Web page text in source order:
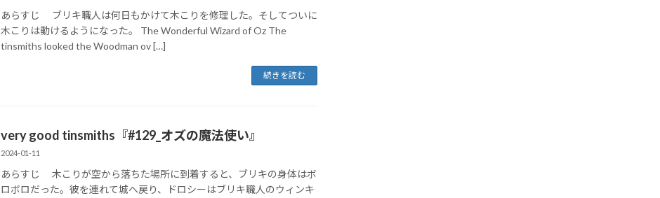
あらすじ ブリキ職人は何日もかけて木こりを修理した。そしてついに
木こりは動けるようになった。 The Wonderful Wizard of Oz The
tinsmiths looked the Woodman ov […]
続きを読む
very good tinsmiths『#129_オズの魔法使い』
2024-01-11
あらすじ 木こりが空から落ちた場所に到着すると、ブリキの身体はボ
ロボロだった。彼を連れて城へ戻り、ドロシーはブリキ職人のウィンキ